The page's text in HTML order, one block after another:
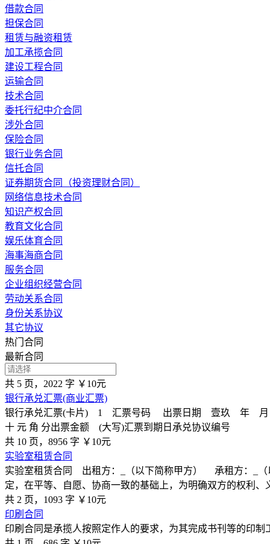
借款合同
担保合同
租赁与融资租赁
加工承揽合同
建设工程合同
运输合同
技术合同
委托行纪中介合同
涉外合同
保险合同
银行业务合同
信托合同
证券期货合同（投资理财合同）
网络信息技术合同
知识产权合同
教育文化合同
娱乐体育合同
海事海商合同
服务合同
企业组织经营合同
劳动关系合同
身份关系协议
其它协议
热门合同
最新合同
共 5 页，2022 字 ￥10元
银行承兑汇票(商业汇票)
银行承兑汇票(卡片) 1 汇票号码 出票日期 壹玖 年 月
十 元 角 分出票金额 (大写)汇票到期日承兑协议编号
共 10 页，8956 字 ￥10元
实验室租赁合同
实验室租赁合同 出租方：_（以下简称甲方） 承租方：_（
定，在平等、自愿、协商一致的基础上，为明确双方的权利、
共 2 页，1093 字 ￥10元
印刷合同
印刷合同是承揽人按照定作人的要求，为其完成书刊等的印